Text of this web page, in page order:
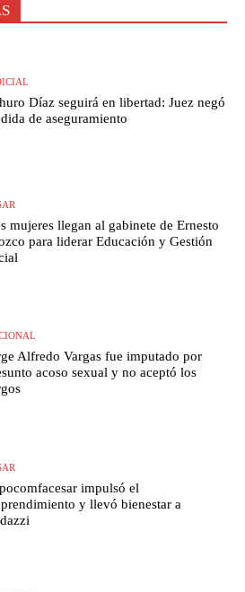
Díaz seguirá en libertad: Juez negó
de aseguramiento
mujeres llegan al gabinete de Ernesto
para liderar Educación y Gestión
Alfredo Vargas fue imputado por
acoso sexual y no aceptó los
impulsó el
y llevó bienestar a